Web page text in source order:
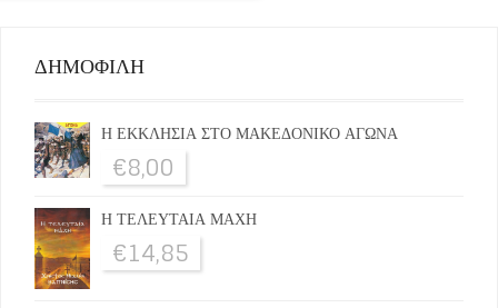
ΔΗΜΟΦΙΛΗ
Η ΕΚΚΛΗΣΙΑ ΣΤΟ ΜΑΚΕΔΟΝΙΚΟ ΑΓΩΝΑ
€8,00
Η ΤΕΛΕΥΤΑΙΑ ΜΑΧΗ
€14,85